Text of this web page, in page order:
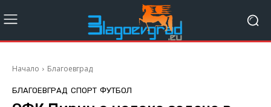
Начало Благоевград
БЛАГОЕВГРАД СПОРТ ФУТБОЛ